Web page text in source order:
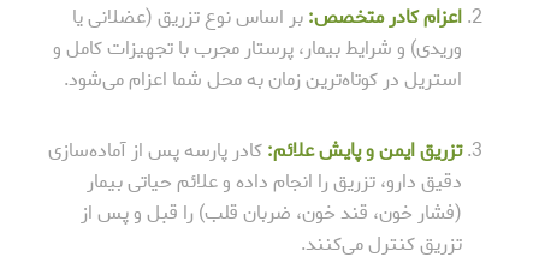
اعزام کادر متخصص:بر اساس نوع تزریق (عضلانی یا
وریدی) و شرایط بیمار، پرستار مجرب با تجهیزات کامل و
استریل در کوتاه‌ترین زمان به محل شما اعزام می‌شود.
تزریق ایمن و پایش علائم:کادر پارسه پس از آماده‌سازی
دقیق دارو، تزریق را انجام داده و علائم حیاتی بیمار
(فشار خون، قند خون، ضربان قلب) را قبل و پس از
تزریق کنترل می‌کنند.